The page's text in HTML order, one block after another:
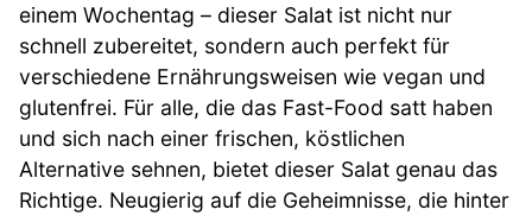
einem Wochentag – dieser Salat ist nicht nur
schnell zubereitet, sondern auch perfekt für
verschiedene Ernährungsweisen wie vegan und
glutenfrei. Für alle, die das Fast-Food satt haben
und sich nach einer frischen, köstlichen
Alternative sehnen, bietet dieser Salat genau das
Richtige. Neugierig auf die Geheimnisse, die hinter